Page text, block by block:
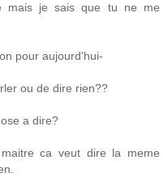
mais je sais que tu ne me
pour aujourd'hui-
ou de dire rien??
a dire?
ca veut dire la meme